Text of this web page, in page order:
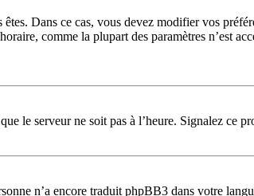
Dans ce cas, vous devez modifier vos
comme la plupart des paramètres n’est
le serveur ne soit pas à l’heure. Signalez ce
n’a encore traduit phpBB3 dans votre